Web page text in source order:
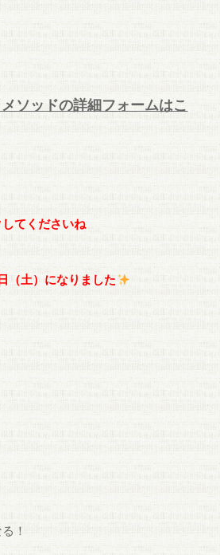
てくださいね
土）になりました
！